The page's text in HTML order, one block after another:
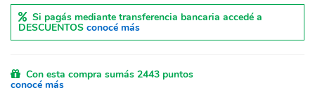
Si pagás mediante transferencia bancaria accedé a
DESCUENTOS conocé más
Con esta compra sumás 2443 puntos
conocé más